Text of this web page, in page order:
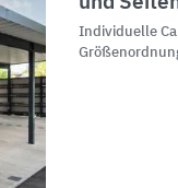
Individuelle